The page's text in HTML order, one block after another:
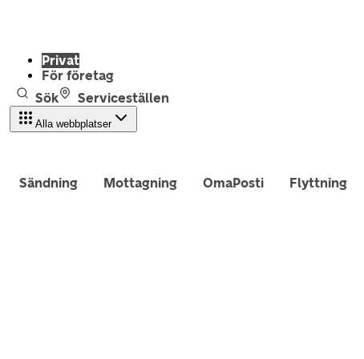
Privat
För företag
Sök
Serviceställen
Alla webbplatser
Sändning Mottagning OmaPosti Flyttning